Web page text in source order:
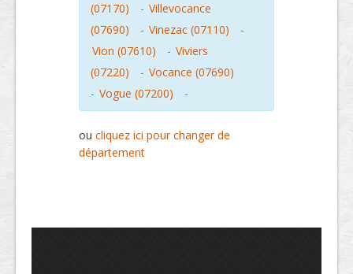
(07170)
- Villevocance
(07690)
- Vinezac (07110)
-
Vion (07610)
- Viviers
(07220)
- Vocance (07690)
- Vogue (07200) -
ou cliquez ici pour changer de
département